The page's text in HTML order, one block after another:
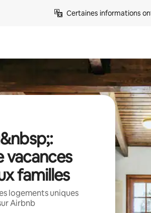
Certaines informations
vacances
familles
logements uniques
Airbnb